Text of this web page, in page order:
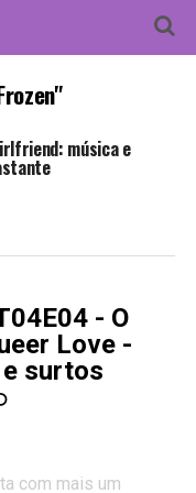
música e
- O
Love -
surtos
com mais um